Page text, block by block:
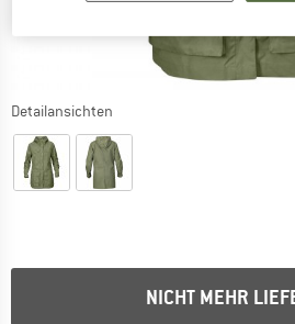
Detailansichten
NICHT MEHR